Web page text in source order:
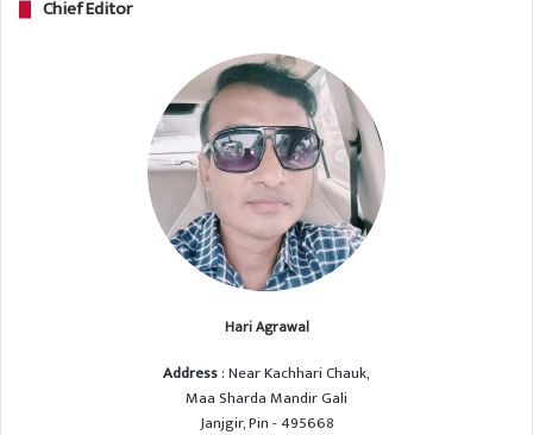
Chief Editor
Hari Agrawal
Address: Near Kachhari Chauk,
Maa Sharda Mandir Gali
Janjgir, Pin - 495668